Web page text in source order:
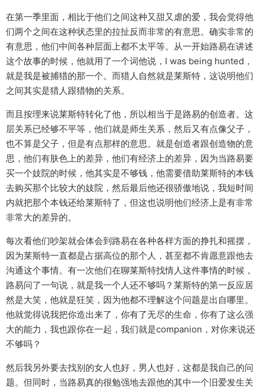
在第一季里面，相比于他们之间这种又甜又虐的爱，我会觉得他
们两个之间在这种状态里的拉扯反而非常的有意思。确实非常的
有意思，他们中间各种层面上都不太平等。从一开始路易在讲述
这个故事的时候，他就用了一个词他说，I was being hunted，
就是我是被捕猎的那一个。而猎人自然就是莱斯特，这说明他们
之间其实是猎人跟猎物的关系。
而且按理来说莱斯特转化了他，所以相当于是路易的创造者。这
层关系已经够不平等，他们就是师生关系，然后又有点像父子，
也不算是父子，但是有点那样的意思。就是创造者跟创造物的意
思，他们有肤色上的差异，他们有经济上的差异，因为当路易要
买一个妓院的时候，他其实是不够钱，他需要借助莱斯特的本钱
去购买那个比较大的妓院，然后最后他还很骄傲地说，我短时间
内就把那个本钱还给莱斯特了，但这也说明他们经济上是有非常
非常大的差异的。
每次看他们吵架就会体会到路易在各种各样方面的挣扎和摇摆，
因为莱斯特一直都是占据高位的那个人，甚至都不肯愿意跟他去
沟通这个事情。有一次他们在聊莱斯特找情人这件事情的时候，
路易问了一句说，就是我一个人还不够吗？莱斯特的第一反应居
然是大笑，他就是狂笑，因为他都不理解这个问题是出自哪里。
他就觉得说我把你造出来了，你有了无尽的生命，你有了这么强
大的能力，我也跟你在一起，我们就是companion，对你来说还
不够吗？
然后我另外要去找别的女人也好，男人也好，这都是我自己的问
题。但同时，当路易真的很勉强地去跟他的其中一个旧爱发生关